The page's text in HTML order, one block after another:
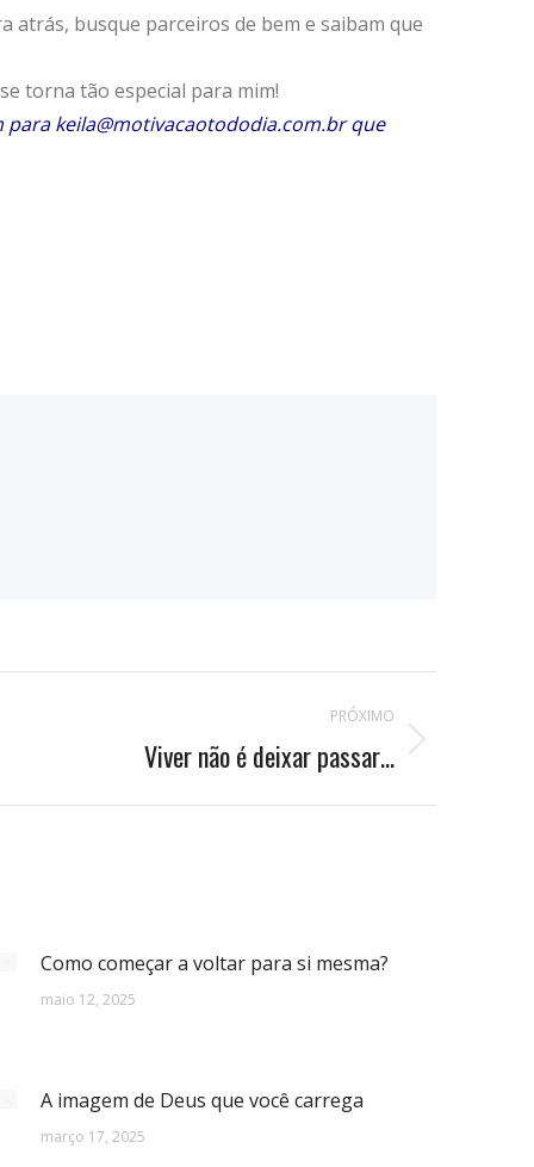
atrás, busque parceiros de bem e saibam que
torna tão especial para mim!
keila@motivacaotododia.com.br que
PRÓXIMO
Viver não é deixar passar…
Como começar a voltar para si mesma?
maio 12, 2025
A imagem de Deus que você carrega
março 17, 2025